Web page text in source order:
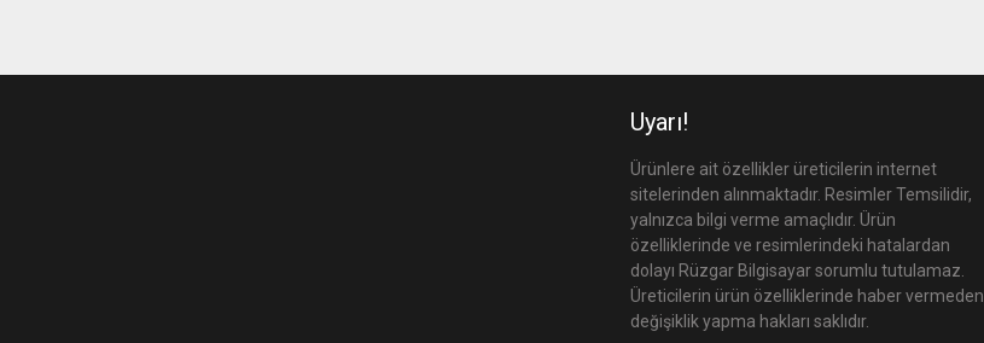
Uyarı!
Ürünlere ait özellikler üreticilerin internet
sitelerinden alınmaktadır. Resimler Temsilidir,
yalnızca bilgi verme amaçlıdır. Ürün
özelliklerinde ve resimlerindeki hatalardan
dolayı Rüzgar Bilgisayar sorumlu tutulamaz.
Üreticilerin ürün özelliklerinde haber vermeden
değişiklik yapma hakları saklıdır.